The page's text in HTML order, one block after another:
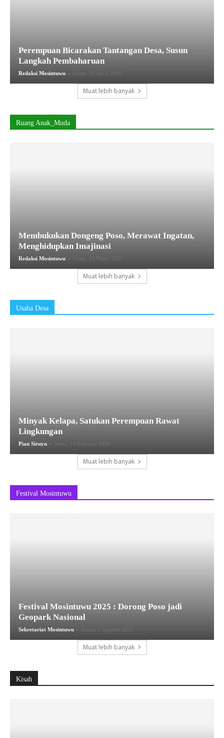
Perempuan Bicarakan Tantangan Desa, Susun
Langkah Pembaharuan
Redaksi Mosintuwu - Jumat, 10 April 2026
Muat lebih banyak
Ruang Anak_Muda
Membukukan Dongeng Poso, Merawat Ingatan,
Menghidupkan Imajinasi
Redaksi Mosintuwu - Senin, 24 Maret 2025
Muat lebih banyak
Usaha Desa
Minyak Kelapa, Satukan Perempuan Rawat
Lingkungan
Pian Siruyu - Sabtu, 14 Februari 2026
Muat lebih banyak
Festival Mosintuwu
Festival Mosintuwu 2025 : Dorong Poso jadi
Geopark Nasional
Sekretariat Mosintuwu - Jumat, 1 Agustus 2025
Muat lebih banyak
Kisah